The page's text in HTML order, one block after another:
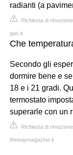
radianti (a
Richiesta di
gas.it
Che
Secondo gli
dormire bene e
18 e i 21 gradi.
termostato
superarle con un
Richiesta di
thewaymagazine.it